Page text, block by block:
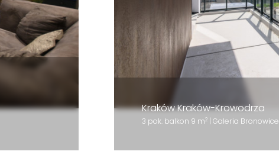
Kraków Kraków-Krowodrza
3 pok. balkon 9 m2 | Galeria Bronowice